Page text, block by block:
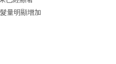
量明顯增加